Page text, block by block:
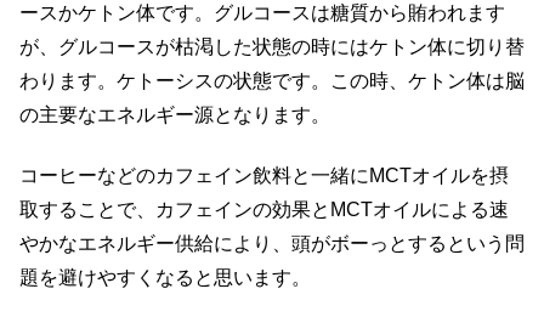
ースかケトン体です。グルコースは糖質から賄われます
が、グルコースが枯渇した状態の時にはケトン体に切り替
わります。ケトーシスの状態です。この時、ケトン体は脳
の主要なエネルギー源となります。
コーヒーなどのカフェイン飲料と一緒にMCTオイルを摂
取することで、カフェインの効果とMCTオイルによる速
やかなエネルギー供給により、頭がボーっとするという問
題を避けやすくなると思います。